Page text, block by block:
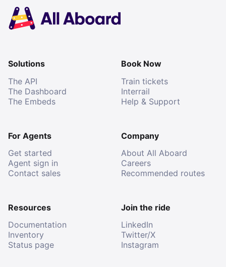
Solutions
The API
The Dashboard
The Embeds
Book Now
Train tickets
Interrail
Help & Support
For Agents
Get started
Agent sign in
Contact sales
Company
About All Aboard
Careers
Recommended routes
Resources
Documentation
Inventory
Status page
Join the ride
LinkedIn
Twitter/X
Instagram